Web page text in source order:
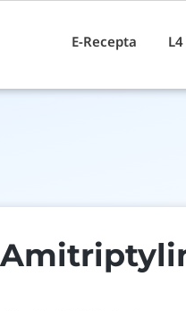
E-Recepta